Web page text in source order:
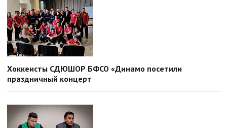
Хоккеисты СДЮШОР БФСО «Динамо посетили
праздничный концерт